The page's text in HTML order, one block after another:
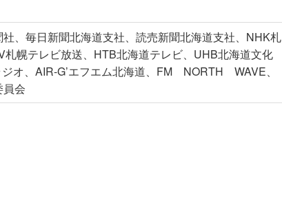
、毎日新聞北海道支社、読売新聞北海道支社、NHK札
幌テレビ放送、HTB北海道テレビ、UHB北海道文化
オ、AIR-G’エフエム北海道、FM NORTH WAVE、
会